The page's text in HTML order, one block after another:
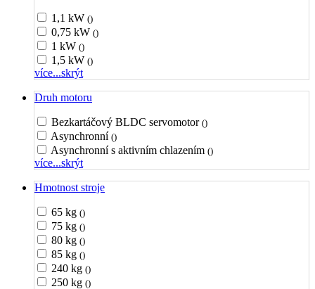
1,1 kW ()
0,75 kW ()
1 kW ()
1,5 kW ()
více...skrýt
Druh motoru
Bezkartáčový BLDC servomotor ()
Asynchronní ()
Asynchronní s aktivním chlazením ()
více...skrýt
Hmotnost stroje
65 kg ()
75 kg ()
80 kg ()
85 kg ()
240 kg ()
250 kg ()